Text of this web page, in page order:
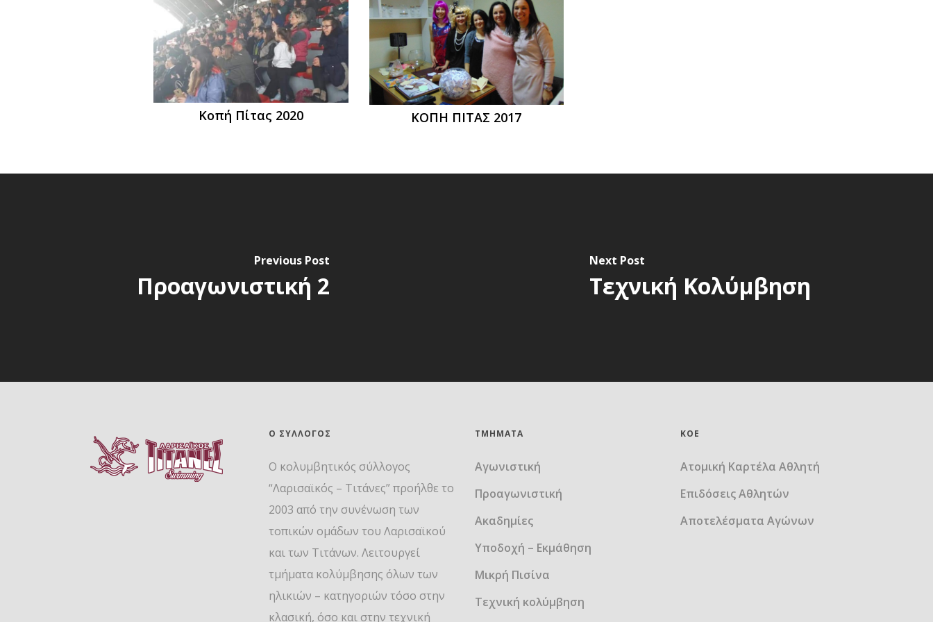
Κοπή Πίτας 2020 ΚΟΠΗ ΠΙΤΑΣ 2017
Previous Post
Προαγωνιστική 2
Next Post
Τεχνική Κολύμβηση
Ο ΣΎΛΛΟΓΟΣ
Ο κολυμβητικός σύλλογος
“Λαρισαϊκός – Τιτάνες” προήλθε το
2003 από την συνένωση των
τοπικών ομάδων του Λαρισαϊκού
και των Τιτάνων. Λειτουργεί
τμήματα κολύμβησης όλων των
ηλικιών – κατηγοριών τόσο στην
κλασική, όσο και στην τεχνική
ΤΜΉΜΑΤΑ
Αγωνιστική
Προαγωνιστική
Ακαδημίες
Υποδοχή – Εκμάθηση
Μικρή Πισίνα
Τεχνική κολύμβηση
ΚΟΕ
Ατομική Καρτέλα Αθλητή
Επιδόσεις Αθλητών
Αποτελέσματα Αγώνων